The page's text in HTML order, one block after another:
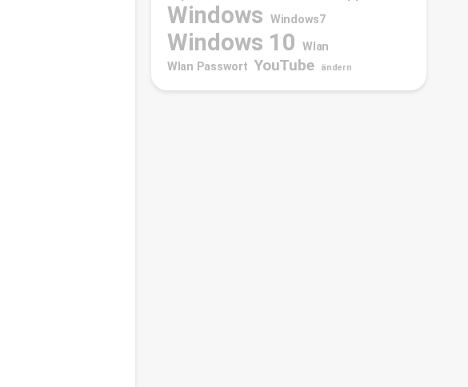
Windows Windows7
Windows 10 Wlan
Wlan Passwort YouTube ändern